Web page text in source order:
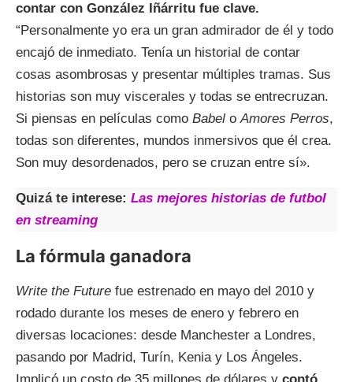
contar con González Iñárritu fue clave.
“Personalmente yo era un gran admirador de él y todo
encajó de inmediato. Tenía un historial de contar
cosas asombrosas y presentar múltiples tramas. Sus
historias son muy viscerales y todas se entrecruzan.
Si piensas en películas como Babel o Amores Perros,
todas son diferentes, mundos inmersivos que él crea.
Son muy desordenados, pero se cruzan entre sí».
Quizá te interese: Las mejores historias de futbol
en streaming
La fórmula ganadora
Write the Future fue estrenado en mayo del 2010 y
rodado durante los meses de enero y febrero en
diversas locaciones: desde Manchester a Londres,
pasando por Madrid, Turín, Kenia y Los Ángeles.
Implicó un costo de 35 millones de dólares y contó